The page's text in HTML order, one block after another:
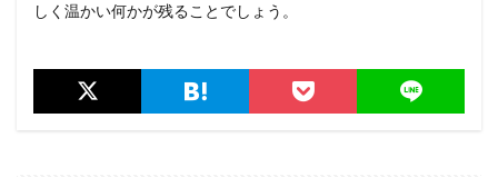
しく温かい何かが残ることでしょう。